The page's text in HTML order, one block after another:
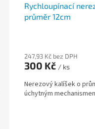
Rychloupínací
průměr 12cm
247,93 Kč bez DPH
300 Kč / ks
Nerezový kalíšek o
úchytným